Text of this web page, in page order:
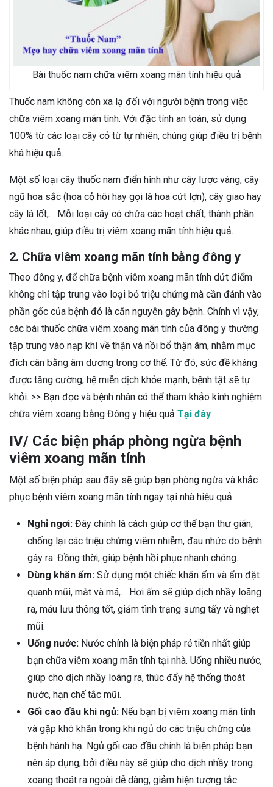
Bài thuốc nam chữa viêm xoang mãn tính hiệu quả
Thuốc nam không còn xa lạ đối với người bệnh trong việc
chữa viêm xoang mãn tính. Với đặc tính an toàn, sử dụng
100% từ các loại cây cỏ từ tự nhiên, chúng giúp điều trị bệnh
khá hiệu quả.
Một số loại cây thuốc nam điển hình như cây lược vàng, cây
ngũ hoa sắc (hoa cỏ hôi hay gọi là hoa cứt lợn), cây giao hay
cây lá lốt,… Mỗi loại cây có chứa các hoạt chất, thành phần
khác nhau, giúp điều trị viêm xoang mãn tính hiệu quả.
2. Chữa viêm xoang mãn tính bằng đông y
Theo đông y, để chữa bệnh viêm xoang mãn tính dứt điểm
không chỉ tập trung vào loại bỏ triệu chứng mà cần đánh vào
phần gốc của bệnh đó là căn nguyên gây bệnh. Chính vì vậy,
các bài thuốc chữa viêm xoang mãn tính của đông y thường
tập trung vào nạp khí về thận và nồi bổ thận âm, nhằm mục
đích cân bằng âm dương trong cơ thể. Từ đó, sức đề kháng
được tăng cường, hệ miễn dịch khỏe mạnh, bệnh tật sẽ tự
khỏi. >> Bạn đọc và bệnh nhân có thể tham khảo kinh nghiệm
chữa viêm xoang bằng Đông y hiệu quả Tại đây
IV/ Các biện pháp phòng ngừa bệnh
viêm xoang mãn tính
Một số biện pháp sau đây sẽ giúp bạn phòng ngừa và khắc
phục bệnh viêm xoang mãn tính ngay tại nhà hiệu quả.
Nghỉ ngơi: Đây chính là cách giúp cơ thể bạn thư giãn,
chống lại các triệu chứng viêm nhiễm, đau nhức do bệnh
gây ra. Đồng thời, giúp bệnh hồi phục nhanh chóng.
Dùng khăn ấm: Sử dụng một chiếc khăn ấm và ẩm đặt
quanh mũi, mắt và má,… Hơi ấm sẽ giúp dịch nhầy loãng
ra, máu lưu thông tốt, giảm tình trạng sưng tấy và nghẹt
mũi.
Uống nước: Nước chính là biện pháp rẻ tiền nhất giúp
bạn chữa viêm xoang mãn tính tại nhà. Uống nhiều nước,
giúp cho dịch nhầy loãng ra, thúc đẩy hệ thống thoát
nước, hạn chế tắc mũi.
Gối cao đầu khi ngủ: Nếu bạn bị viêm xoang mãn tính
và gặp khó khăn trong khi ngủ do các triệu chứng của
bệnh hành hạ. Ngủ gối cao đầu chính là biện pháp bạn
nên áp dụng, bởi điều này sẽ giúp cho dịch nhầy trong
xoang thoát ra ngoài dễ dàng, giảm hiện tượng tắc